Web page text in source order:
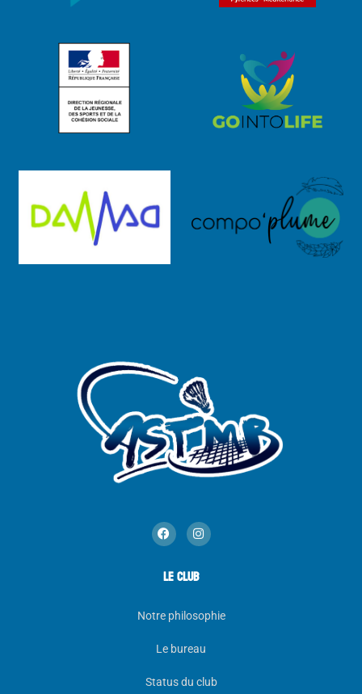
LE CLUB
Notre philosophie
Le bureau
Status du club